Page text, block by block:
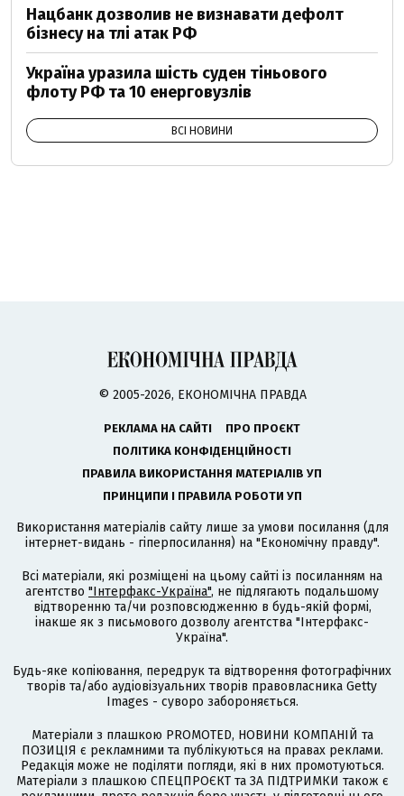
Нацбанк дозволив не визнавати дефолт
бізнесу на тлі атак РФ
Україна уразила шість суден тіньового
флоту РФ та 10 енерговузлів
ВСІ НОВИНИ
© 2005-2026, ЕКОНОМІЧНА ПРАВДА
РЕКЛАМА НА САЙТІ
ПРО ПРОЄКТ
ПОЛІТИКА КОНФІДЕНЦІЙНОСТІ
ПРАВИЛА ВИКОРИСТАННЯ МАТЕРІАЛІВ УП
ПРИНЦИПИ І ПРАВИЛА РОБОТИ УП
Використання матеріалів сайту лише за умови посилання (для
інтернет-видань - гіперпосилання) на "Економічну правду".
Всі матеріали, які розміщені на цьому сайті із посиланням на
агентство "Інтерфакс-Україна", не підлягають подальшому
відтворенню та/чи розповсюдженню в будь-якій формі,
інакше як з письмового дозволу агентства "Інтерфакс-
Україна".
Будь-яке копіювання, передрук та відтворення фотографічних
творів та/або аудіовізуальних творів правовласника Getty
Images - суворо забороняється.
Матеріали з плашкою PROMOTED, НОВИНИ КОМПАНІЙ та
ПОЗИЦІЯ є рекламними та публікуються на правах реклами.
Редакція може не поділяти погляди, які в них промотуються.
Матеріали з плашкою СПЕЦПРОЄКТ та ЗА ПІДТРИМКИ також є